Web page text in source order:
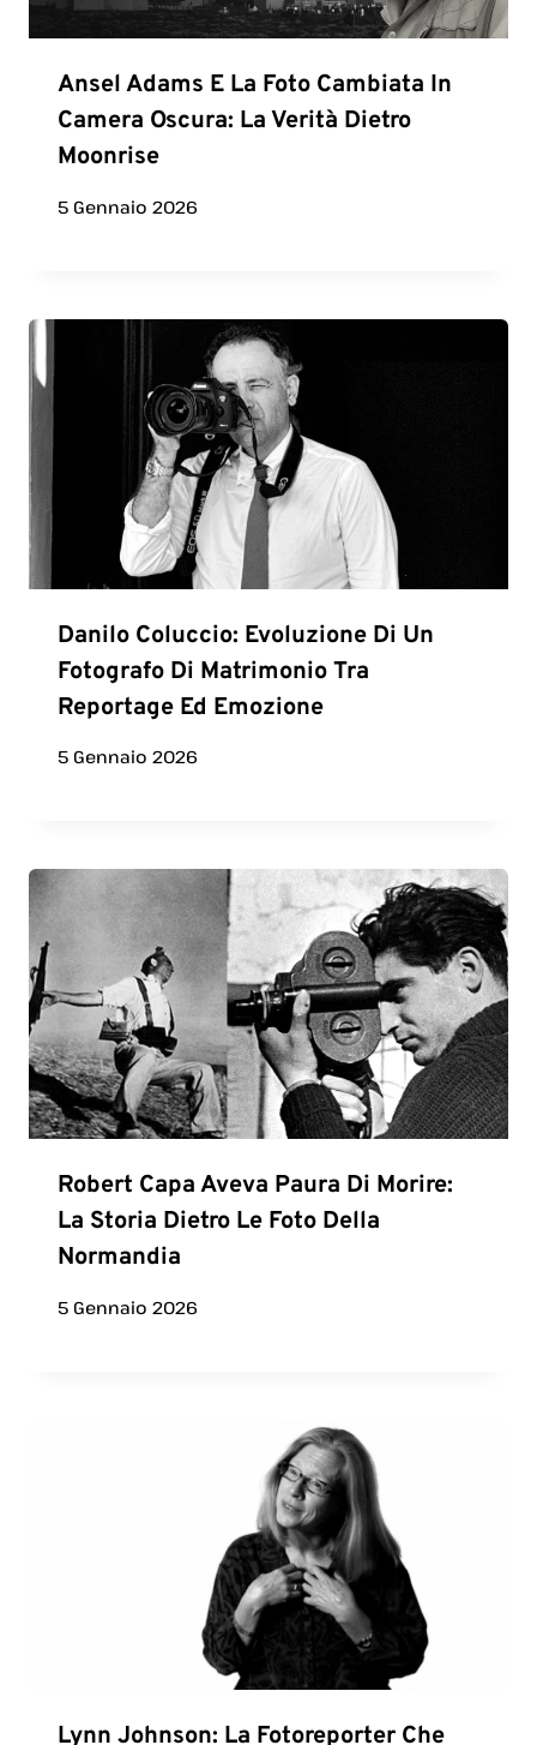
Ansel Adams E La Foto Cambiata In
Camera Oscura: La Verità Dietro
Moonrise
5 Gennaio 2026
Danilo Coluccio: Evoluzione Di Un
Fotografo Di Matrimonio Tra
Reportage Ed Emozione
5 Gennaio 2026
Robert Capa Aveva Paura Di Morire:
La Storia Dietro Le Foto Della
Normandia
5 Gennaio 2026
Lynn Johnson: La Fotoreporter Che